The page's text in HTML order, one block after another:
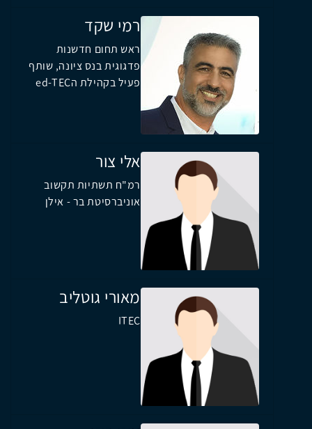
רמי שקד
ראש תחום חדשנות
פדגוגית בנס ציונה, שותף
פעיל בקהילת הed-TEC
אלי צור
רמ"ח תשתיות תקשוב
אוניברסיטת בר - אילן
מאורי גוטליב
ITEC